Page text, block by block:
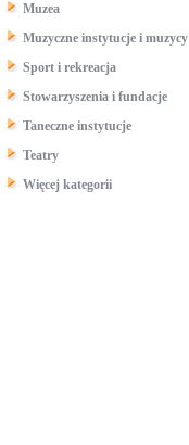
Muzea
Muzyczne instytucje i muzycy
Sport i rekreacja
Stowarzyszenia i fundacje
Taneczne instytucje
Teatry
Więcej kategorii